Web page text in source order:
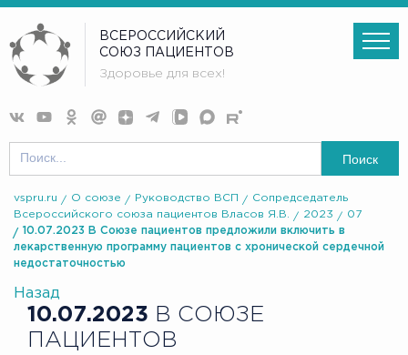
ВСЕРОССИЙСКИЙ
СОЮЗ ПАЦИЕНТОВ
Здоровье для всех!
Поиск
vspru.ru О союзе Руководство ВСП
Сопредседатель
Всероссийского союза пациентов Власов Я.В.
2023
07
10.07.2023 В Союзе пациентов предложили включить в
лекарственную программу пациентов с хронической сердечной
недостаточностью
Назад
10.07.2023 В СОЮЗЕ
ПАЦИЕНТОВ